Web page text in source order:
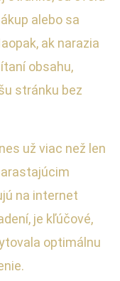
alebo sa
ak narazia
obsahu,
stránku bez
už viac než len
na internet
je kľúčové,
optimálnu